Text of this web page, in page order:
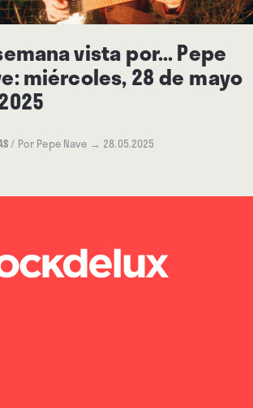
vista por... Pepe
miércoles, 28 de mayo
/ Por Pepe Nave → 28.05.2025